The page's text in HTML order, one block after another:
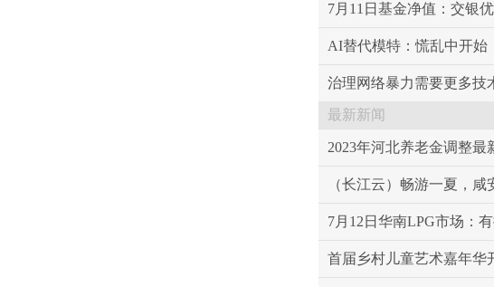
7月11日基金净值：交银
AI替代模特：慌乱中开始
治理网络暴力需要更多技
最新新闻
2023年河北养老金调整最
（长江云）畅游一夏，咸
7月12日华南LPG市场：
首届乡村儿童艺术嘉年华